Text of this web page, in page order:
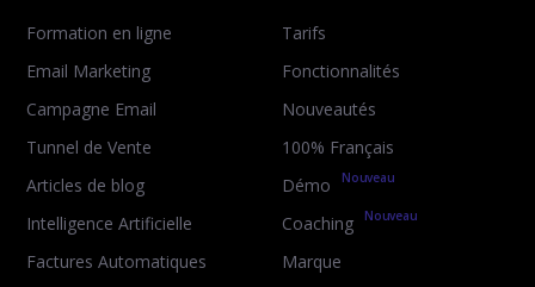
Formation en ligne
Email Marketing
Campagne Email
Tunnel de Vente
Articles de blog
Intelligence Artificielle
Factures Automatiques
Tarifs
Fonctionnalités
Nouveautés
100% Français
Démo
Nouveau
Coaching Nouveau
Marque